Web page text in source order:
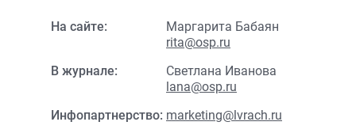
На сайте:
Маргарита Бабаян
rita@osp.ru
В журнале:
Светлана Иванова
lana@osp.ru
Инфопартнерство: marketing@lvrach.ru